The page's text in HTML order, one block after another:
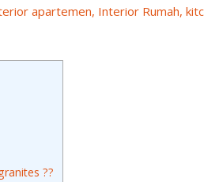
apartemen, Interior Rumah,
??